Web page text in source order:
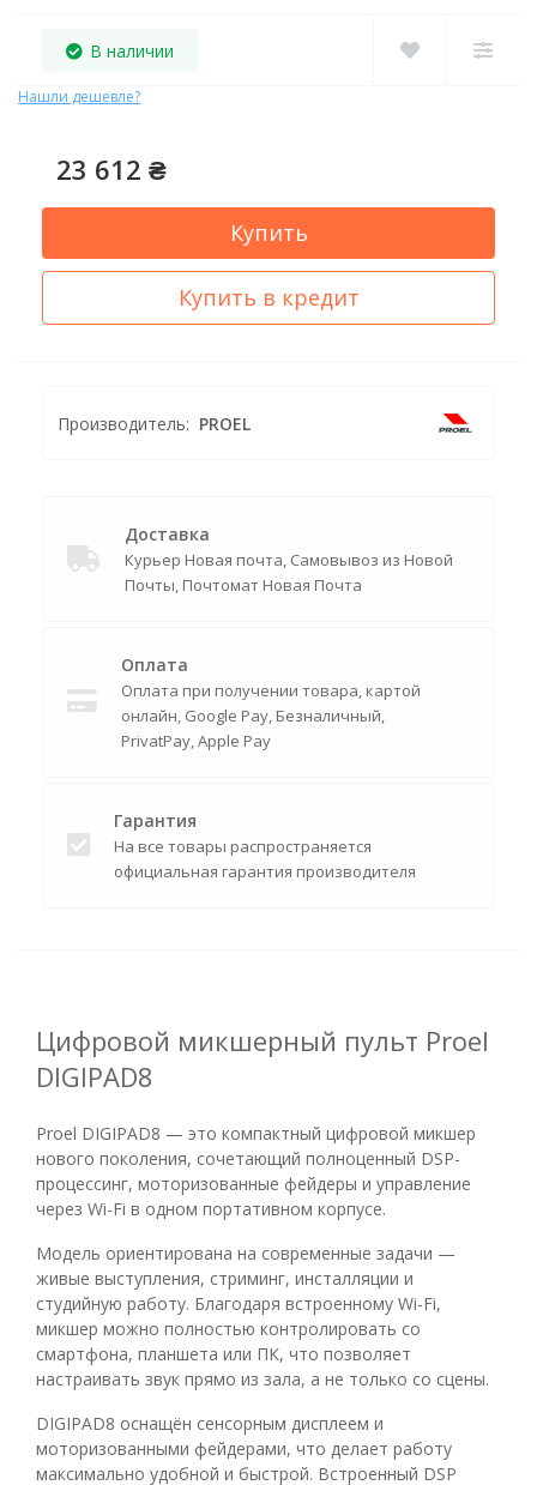
В наличии
Нашли дешевле?
23 612 ₴
Купить
Купить в кредит
Производитель: PROEL
Доставка
Курьер Новая почта, Самовывоз из Новой
Почты, Почтомат Новая Почта
Оплата
Оплата при получении товара, картой
онлайн, Google Pay, Безналичный,
PrivatPay, Apple Pay
Гарантия
На все товары распространяется
официальная гарантия производителя
Цифровой микшерный пульт Proel
DIGIPAD8
Proel DIGIPAD8 — это компактный цифровой микшер
нового поколения, сочетающий полноценный DSP-
процессинг, моторизованные фейдеры и управление
через Wi-Fi в одном портативном корпусе.
Модель ориентирована на современные задачи —
живые выступления, стриминг, инсталляции и
студийную работу. Благодаря встроенному Wi-Fi,
микшер можно полностью контролировать со
смартфона, планшета или ПК, что позволяет
настраивать звук прямо из зала, а не только со сцены.
DIGIPAD8 оснащён сенсорным дисплеем и
моторизованными фейдерами, что делает работу
максимально удобной и быстрой. Встроенный DSP